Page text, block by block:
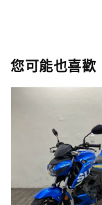
您可能也喜歡